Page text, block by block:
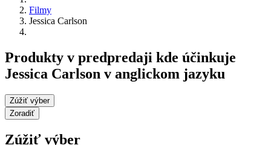
Filmy
Jessica Carlson
Produkty v predpredaji kde účinkuje
Jessica Carlson v anglickom jazyku
Zúžiť výber
Zoradiť
Zúžiť výber